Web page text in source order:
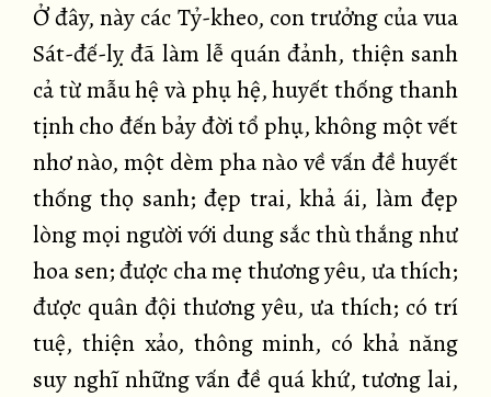
Ở đây, này các Tỷ-kheo, con trưởng của vua
Sát-đế-lỵ đã làm lễ quán đảnh, thiện sanh
cả từ mẫu hệ và phụ hệ, huyết thống thanh
tịnh cho đến bảy đời tổ phụ, không một vết
nhơ nào, một dèm pha nào về vấn đề huyết
thống thọ sanh; đẹp trai, khả ái, làm đẹp
lòng mọi người với dung sắc thù thắng như
hoa sen; được cha mẹ thương yêu, ưa thích;
được quân đội thương yêu, ưa thích; có trí
tuệ, thiện xảo, thông minh, có khả năng
suy nghĩ những vấn đề quá khứ, tương lai,